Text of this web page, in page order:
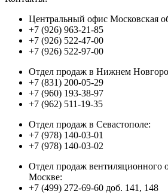
Центральный офис Московская
+7 (926) 963-21-85
+7 (926) 522-47-00
+7 (926) 522-97-00
Отдел продаж в Нижнем
+7 (831) 200-05-29
+7 (960) 193-38-97
+7 (962) 511-19-35
Отдел продаж в Севастополе:
+7 (978) 140-03-01
+7 (978) 140-03-02
Отдел продаж вентиляционного
Москве:
+7 (499) 272-69-60 доб. 141, 148